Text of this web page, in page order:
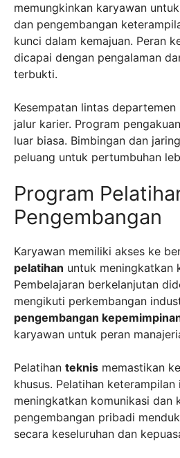
memungkinkan karyawan
dan pengembangan
kunci dalam kemajuan. Peran
dicapai dengan pengalaman
terbukti.
Kesempatan lintas
jalur karier. Program
luar biasa. Bimbingan dan
peluang untuk pertumbuhan
Program
Pengembangan
Karyawan memiliki akses ke
pelatihan untuk meningkatkan
Pembelajaran berkelanjutan
mengikuti perkembangan
pengembangan
karyawan untuk peran
Pelatihan teknis memastikan
khusus. Pelatihan keterampilan
meningkatkan komunikasi dan
pengembangan pribadi
secara keseluruhan dan